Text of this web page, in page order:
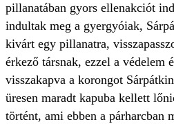
pillanatában gyors ellenakciót
indultak meg a gyergyóiak,
kivárt egy pillanatra,
érkező társnak, ezzel a védelem
visszakapva a korongot
üresen maradt kapuba kellett
történt, ami ebben a párharcban